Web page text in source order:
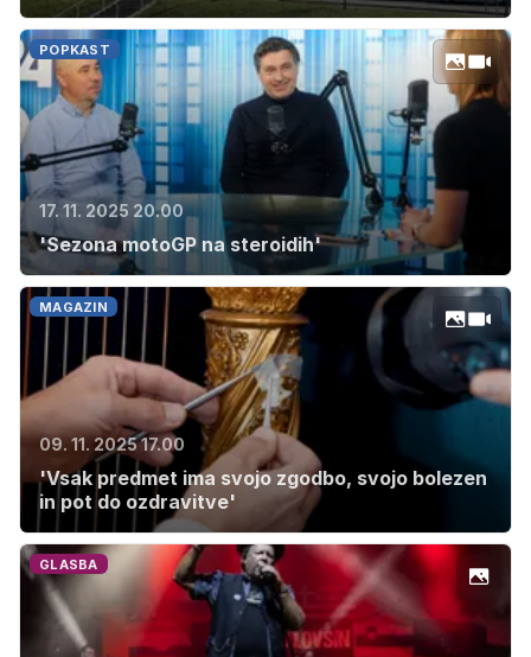
POPKAST
17. 11. 2025 20.00
'Sezona motoGP na steroidih'
MAGAZIN
09. 11. 2025 17.00
'Vsak predmet ima svojo zgodbo, svojo bolezen
in pot do ozdravitve'
GLASBA